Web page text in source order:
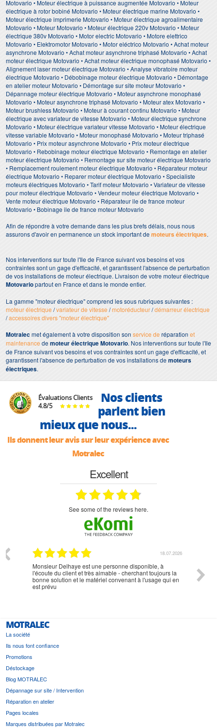
Motovario • Moteur électrique à puissance augmentée Motovario • Moteur
électrique à rotor bobiné Motovario • Moteur électrique marine Motovario •
Moteur électrique imprimerie Motovario • Moteur électrique agroalimentaire
Motovario • Moteur Motovario • Moteur électrique 220v Motovario • Moteur
électrique 380v Motovario • Motor electric Motovario • Motore elettrico
Motovario • Elektromotor Motovario • Motor eléctrico Motovario • Achat moteur
asynchrone Motovario • Achat moteur asynchrone triphasé Motovario • Achat
moteur électrique Motovario • Achat moteur électrique monophasé Motovario •
Alignement laser moteur électrique Motovario • Analyse vibratoire moteur
électrique Motovario • Débobinage moteur électrique Motovario • Démontage
en atelier moteur Motovario • Démontage sur site moteur Motovario •
Dépannage moteur électrique Motovario • Moteur asynchrone monophasé
Motovario • Moteur asynchrone triphasé Motovario • Moteur atex Motovario •
Moteur brushless Motovario • Moteur à courant continu Motovario • Moteur
électrique avec variateur de vitesse Motovario • Moteur électrique synchrone
Motovario • Moteur électrique variateur vitesse Motovario • Moteur électrique
vitesse variable Motovario • Moteur monophasé Motovario • Moteur triphasé
Motovario • Prix moteur asynchrone Motovario • Prix moteur électrique
Motovario • Rebobinage moteur électrique Motovario • Remontage en atelier
moteur électrique Motovario • Remontage sur site moteur électrique Motovario
• Remplacement roulement moteur électrique Motovario • Réparateur moteur
électrique Motovario • Reparer moteur électrique Motovario • Specialiste
moteurs électriques Motovario • Tarif moteur Motovario • Variateur de vitesse
pour moteur électrique Motovario • Vendeur moteur électrique Motovario •
Vente moteur électrique Motovario • Réparateur ile de france moteur
Motovario • Bobinage ile de france moteur Motovario
Afin de répondre à votre demande dans les plus brefs délais, nous nous
assurons d'avoir en permanence un stock important demoteurs électriques.
Nos interventions sur toute l'Ile de France suivant vos besoins et vos
contraintes sont un gage d'efficacité, et garantissent l'absence de perturbation
de vos installations de moteur électrique. Livraison de votre moteur électrique
Motovariopartout en France et dans le monde entier.
La gamme "moteur électrique" comprend les sous rubriques suivantes :
moteur électrique /variateur de vitesse /motoréducteur/démarreur électrique
/accessoires divers "moteur électrique"
Motralecmet également à votre disposition son service de réparation et
maintenance demoteur électrique Motovario. Nos interventions sur toute l'Ile
de France suivant vos besoins et vos contraintes sont un gage d'efficacité, et
garantissent l'absence de perturbation de vos installations demoteurs
électriques.
Évaluations Clients
4.8/5
Nos clients
parlent bien
mieux que nous...
Ils donnent leur avis sur leur expérience avec
Motralec
Excellent
see some of the reviews here.
18.07.2026
Monsieur Delhaye est une personne disponible, à
l'écoute du client et très aimable - cherchant toujours la
bonne solution et le matériel convenant à l'usage qui en
est prévu
MOTRALEC
La société
Ils nous font confiance
Promotions
Déstockage
Blog MOTRALEC
Dépannage sur site / Intervention
Réparation en atelier
Pages locales
Marques distribuées par Motralec